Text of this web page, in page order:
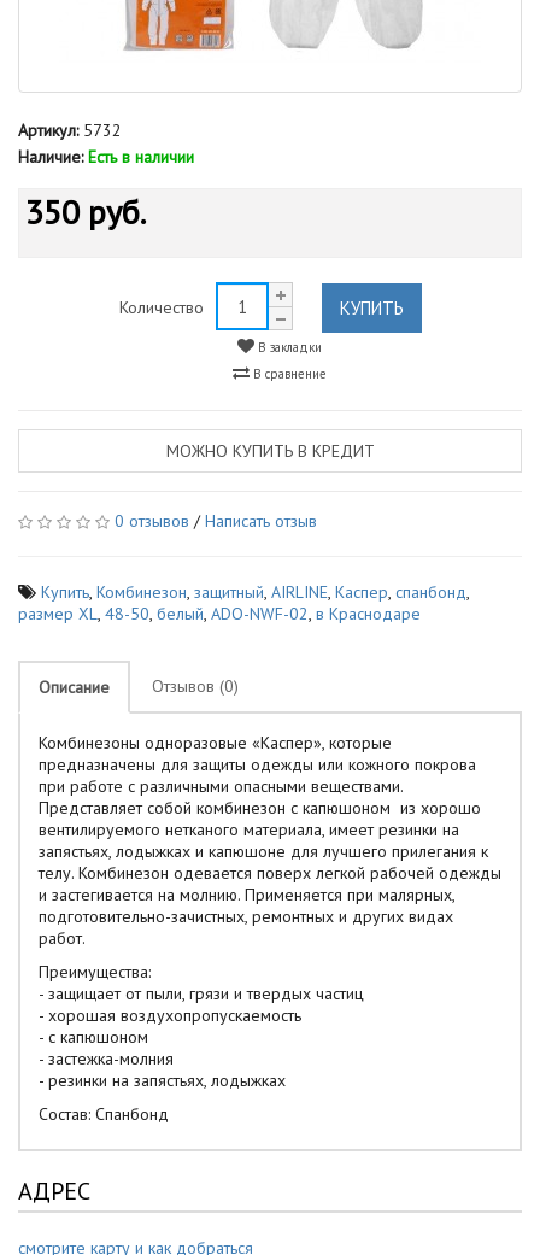
Артикул:5732
Наличие: Есть в наличии
350 руб.
Количество КУПИТЬ
В закладки
В сравнение
МОЖНО КУПИТЬ В КРЕДИТ
0 отзывов /Написать отзыв
Купить, Комбинезон, защитный, AIRLINE, Каспер, спанбонд,
размер XL, 48-50, белый, АDO-NWF-02, в Краснодаре
Описание Отзывов (0)
Комбинезоны одноразовые «Каспер», которые
предназначены для защиты одежды или кожного покрова
при работе с различными опасными веществами.
Представляет собой комбинезон с капюшоном из хорошо
вентилируемого нетканого материала, имеет резинки на
запястьях, лодыжках и капюшоне для лучшего прилегания к
телу. Комбинезон одевается поверх легкой рабочей одежды
и застегивается на молнию. Применяется при малярных,
подготовительно-зачистных, ремонтных и других видах
работ.
Преимущества:
- защищает от пыли, грязи и твердых частиц
- хорошая воздухопропускаемость
- с капюшоном
- застежка-молния
- резинки на запястьях, лодыжках
Состав: Спанбонд
АДРЕС
смотрите карту и как добраться